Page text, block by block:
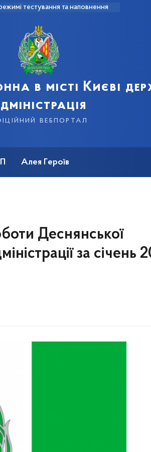
тестування та наповнення
в місті Києві
вебпортал
Алея Героїв
Деснянської
за січень